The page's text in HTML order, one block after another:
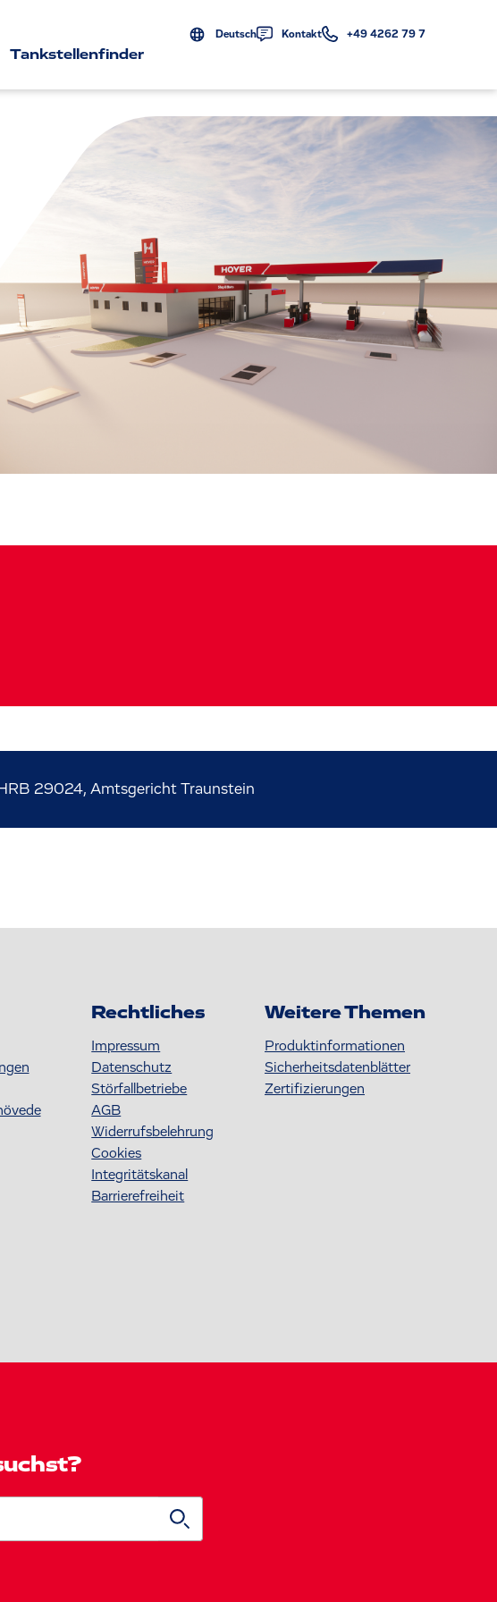
Deutsch Kontakt +49 4262 79 7
Tankstellenfinder
HRB 29024, Amtsgericht Traunstein
Rechtliches
Impressum
Datenschutz
Störfallbetriebe
AGB
Widerrufsbelehrung
Cookies
Integritätskanal
Barrierefreiheit
Weitere Themen
Produktinformationen
S icherheitsdatenblätter
Zertifizierungen